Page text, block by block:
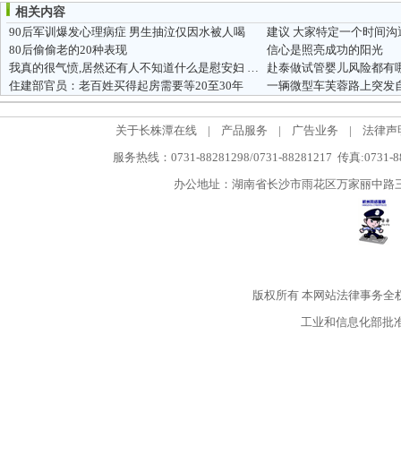
相关内容
90后军训爆发心理病症 男生抽泣仅因水被人喝
建议 大家特定一个时间沟
80后偷偷老的20种表现
信心是照亮成功的阳光
我真的很气愤,居然还有人不知道什么是慰安妇 原创...
赴泰做试管婴儿风险都有
住建部官员：老百姓买得起房需要等20至30年
一辆微型车芙蓉路上突发
关于长株潭在线 | 产品服务 | 广告业务 |
法律声
服务热线：0731-88281298/0731-88281217 传真:0731-
办公地址：湖南省长沙市雨花区万家丽中
版权所有本网站法律事务全
工业和信息化部批